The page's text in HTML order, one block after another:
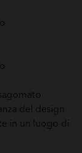
del design
in un luogo di